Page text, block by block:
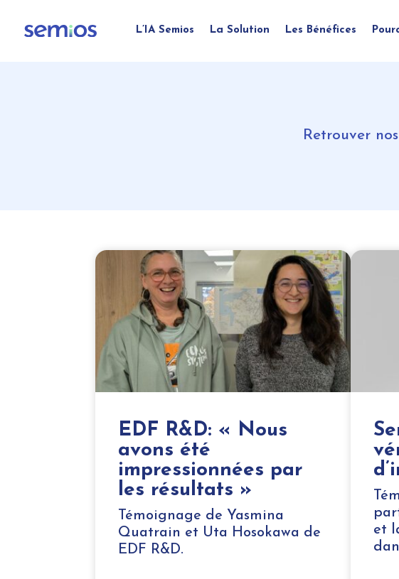
L’IA Semios La Solution Les Bénéfices
Retrouver
EDF R&D: « Nous
avons été
impressionnées par
les résultats »
Témoignage de Yasmina
Quatrain et Uta Hosokawa de
EDF R&D.
et